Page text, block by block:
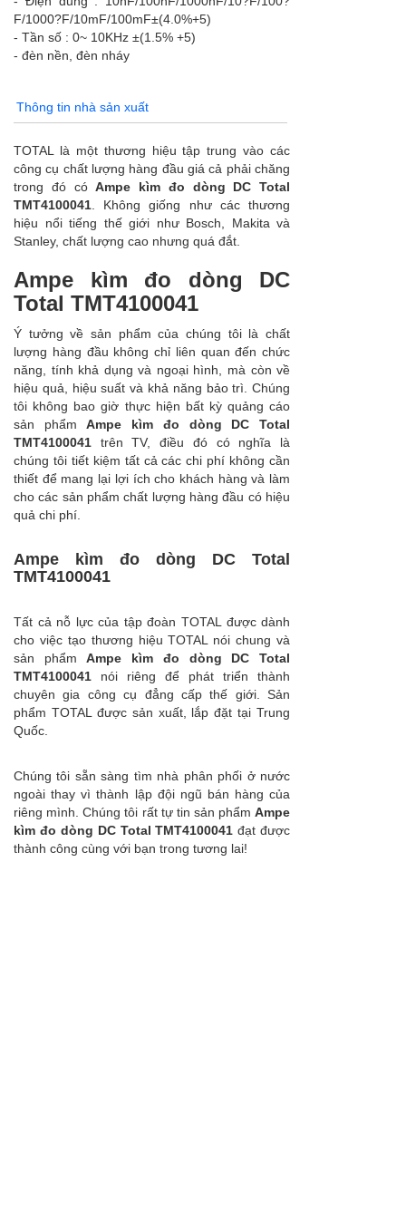
F/1000?F/10mF/100mF±(4.0%+5)
- Tần số : 0~ 10KHz ±(1.5% +5)
- đèn nền, đèn nháy
Thông tin nhà sản xuất
TOTAL là một thương hiệu tập trung vào các
công cụ chất lượng hàng đầu giá cả phải chăng
trong đó cóAmpe kìm đo dòng DC Total
TMT4100041 . Không giống như các thương
hiệu nổi tiếng thế giới như Bosch, Makita và
Stanley, chất lượng cao nhưng quá đắt.
Ampe kìm đo dòng DC
Total TMT4100041
Ý tưởng về sản phẩm của chúng tôi là chất
lượng hàng đầu không chỉ liên quan đến chức
năng, tính khả dụng và ngoại hình, mà còn về
hiệu quả, hiệu suất và khả năng bảo trì. Chúng
tôi không bao giờ thực hiện bất kỳ quảng cáo
sản phẩmAmpe kìm đo dòng DC Total
TMT4100041 trên TV, điều đó có nghĩa là
chúng tôi tiết kiệm tất cả các chi phí không cần
thiết để mang lại lợi ích cho khách hàng và làm
cho các sản phẩm chất lượng hàng đầu có hiệu
quả chi phí.
Ampe kìm đo dòng DC Total
TMT4100041
Tất cả nỗ lực của tập đoàn TOTAL được dành
cho việc tạo thương hiệu TOTAL nói chung và
sản phẩmAmpe kìm đo dòng DC Total
TMT4100041 nói riêng để phát triển thành
chuyên gia công cụ đẳng cấp thế giới. Sản
phẩm TOTAL được sản xuất, lắp đặt tại Trung
Quốc.
Chúng tôi sẵn sàng tìm nhà phân phối ở nước
ngoài thay vì thành lập đội ngũ bán hàng của
riêng mình. Chúng tôi rất tự tin sản phẩmAmpe
kìm đo dòng DC Total TMT4100041 đạt được
thành công cùng với bạn trong tương lai!